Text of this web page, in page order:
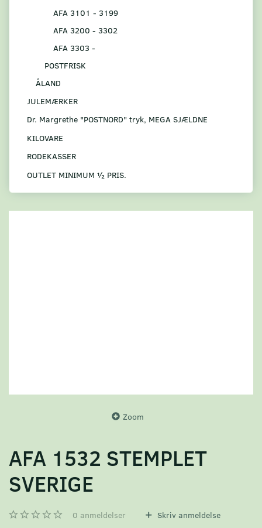
AFA 3101 - 3199
AFA 3200 - 3302
AFA 3303 -
POSTFRISK
ÅLAND
JULEMÆRKER
Dr. Margrethe "POSTNORD" tryk, MEGA SJÆLDNE
KILOVARE
RODEKASSER
OUTLET MINIMUM ½ PRIS.
Zoom
AFA 1532 STEMPLET
SVERIGE
0 anmeldelser Skriv anmeldelse